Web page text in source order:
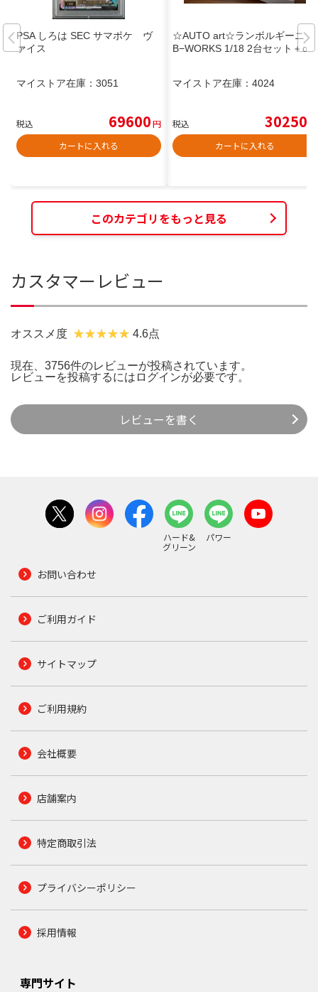
PSA しろは SEC サマポケ ヴ
ァイス
マイストア在庫： 3051
税込 69600円
カートに入れる
☆AUTO art☆ランボルギーニ L
B−WORKS 1/18 2台セット＋α
マイストア在庫： 4024
税込 30250
カートに入れる
このカテゴリをもっと見る
カスタマーレビュー
オススメ度 4.6点
現在、3756件のレビューが投稿されています。
レビューを投稿するには ログインが必要です。
レビューを書く
ハード&
グリーン
パワー
お問い合わせ
ご利用ガイド
サイトマップ
ご利用規約
会社概要
店舗案内
特定商取引法
プライバシーポリシー
採用情報
専門サイト